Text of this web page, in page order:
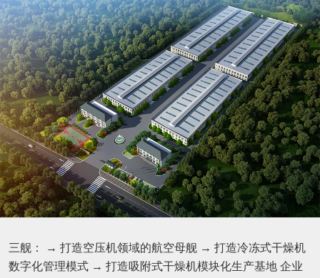
三舰： → 打造空压机领域的航空母舰 → 打造冷冻式干燥机
数字化管理模式 → 打造吸附式干燥机模块化生产基地 企业